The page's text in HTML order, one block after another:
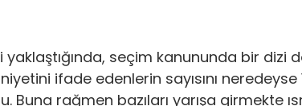
seçim kanununda bir dizi
ifade edenlerin sayısını
Buna rağmen bazıları yarışa girmekte